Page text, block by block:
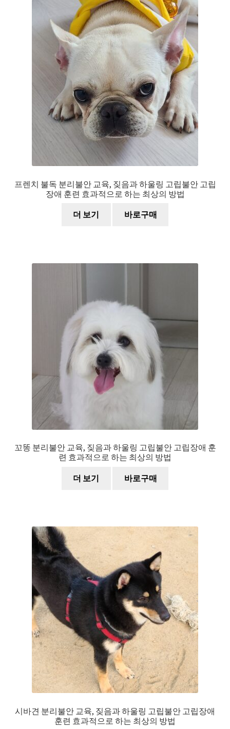
프렌치 불독 분리불안 교육, 짖음과 하울링 고립불안 고립
장애 훈련 효과적으로 하는 최상의 방법
더 보기 바로구매
꼬똥 분리불안 교육, 짖음과 하울링 고립불안 고립장애 훈
련 효과적으로 하는 최상의 방법
더 보기 바로구매
시바견 분리불안 교육, 짖음과 하울링 고립불안 고립장애
훈련 효과적으로 하는 최상의 방법